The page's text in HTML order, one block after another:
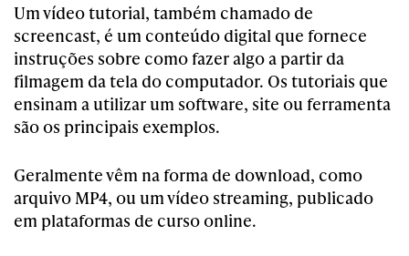
Um vídeo tutorial, também chamado de
screencast, é um conteúdo digital que fornece
instruções sobre como fazer algo a partir da
filmagem da tela do computador. Os tutoriais que
ensinam a utilizar um software, site ou ferramenta
são os principais exemplos.
Geralmente vêm na forma de download, como
arquivo MP4, ou um vídeo streaming, publicado
em plataformas de curso online.